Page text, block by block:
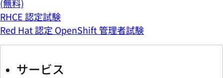
(無料)
RHCE 認定試験
Red Hat 認定 OpenShift 管理者試験
サービス